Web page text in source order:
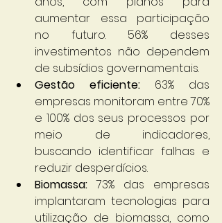
aumentar essa participação
no futuro. 56% desses
investimentos não dependem
de subsídios governamentais.
Gestão eficiente: 63% das
empresas monitoram entre 70%
e 100% dos seus processos por
meio de indicadores,
buscando identificar falhas e
reduzir desperdícios.
Biomassa: 73% das empresas
implantaram tecnologias para
utilização de biomassa, como